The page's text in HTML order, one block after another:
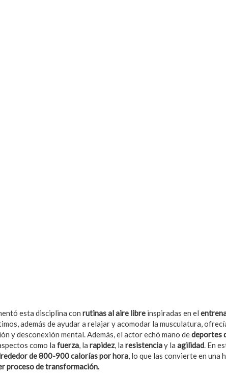
esta disciplina con rutinas al aire libre inspiradas en el
además de ayudar a relajar y acomodar la musculatura,
y desconexión mental. Además, el actor echó mano dedeportes
como la fuerza, la rapidez, la resistenciay la agilidad. En
de 800-900 calorías por hora, lo que las convierte en una
proceso de transformación.